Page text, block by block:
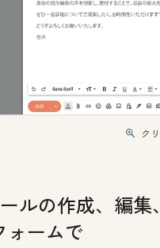
ク
ルの作成、編
ォームで